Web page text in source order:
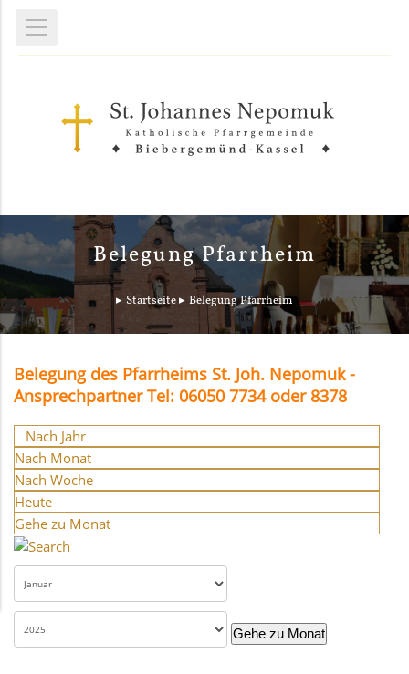
Belegung Pfarrheim
Startseite Belegung Pfarrheim
Belegung des Pfarrheims St. Joh. Nepomuk -
Ansprechpartner Tel: 06050 7734 oder 8378
Nach Jahr
Nach Monat
Nach Woche
Heute
Gehe zu Monat
Gehe zu Monat